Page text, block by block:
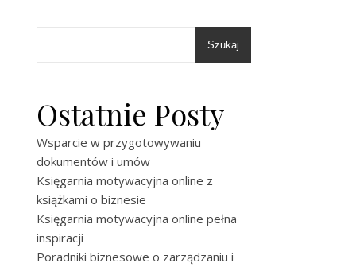
Szukaj
Ostatnie Posty
Wsparcie w przygotowywaniu
dokumentów i umów
Księgarnia motywacyjna online z
książkami o biznesie
Księgarnia motywacyjna online pełna
inspiracji
Poradniki biznesowe o zarządzaniu i